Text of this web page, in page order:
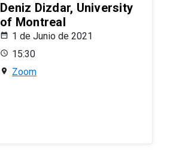
Deniz Dizdar, University
of Montreal
1 de Junio de 2021
15:30
Zoom